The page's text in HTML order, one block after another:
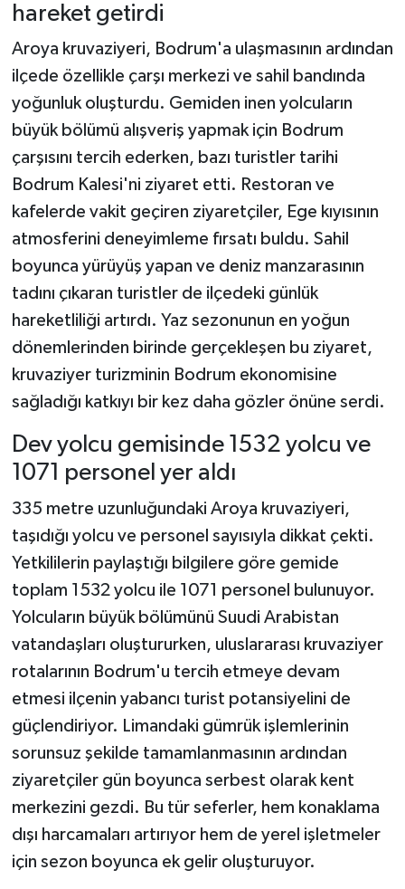
hareket getirdi
Aroya kruvaziyeri, Bodrum'a ulaşmasının ardından
ilçede özellikle çarşı merkezi ve sahil bandında
yoğunluk oluşturdu. Gemiden inen yolcuların
büyük bölümü alışveriş yapmak için Bodrum
çarşısını tercih ederken, bazı turistler tarihi
Bodrum Kalesi'ni ziyaret etti. Restoran ve
kafelerde vakit geçiren ziyaretçiler, Ege kıyısının
atmosferini deneyimleme fırsatı buldu. Sahil
boyunca yürüyüş yapan ve deniz manzarasının
tadını çıkaran turistler de ilçedeki günlük
hareketliliği artırdı. Yaz sezonunun en yoğun
dönemlerinden birinde gerçekleşen bu ziyaret,
kruvaziyer turizminin Bodrum ekonomisine
sağladığı katkıyı bir kez daha gözler önüne serdi.
Dev yolcu gemisinde 1532 yolcu ve
1071 personel yer aldı
335 metre uzunluğundaki Aroya kruvaziyeri,
taşıdığı yolcu ve personel sayısıyla dikkat çekti.
Yetkililerin paylaştığı bilgilere göre gemide
toplam 1532 yolcu ile 1071 personel bulunuyor.
Yolcuların büyük bölümünü Suudi Arabistan
vatandaşları oluştururken, uluslararası kruvaziyer
rotalarının Bodrum'u tercih etmeye devam
etmesi ilçenin yabancı turist potansiyelini de
güçlendiriyor. Limandaki gümrük işlemlerinin
sorunsuz şekilde tamamlanmasının ardından
ziyaretçiler gün boyunca serbest olarak kent
merkezini gezdi. Bu tür seferler, hem konaklama
dışı harcamaları artırıyor hem de yerel işletmeler
için sezon boyunca ek gelir oluşturuyor.